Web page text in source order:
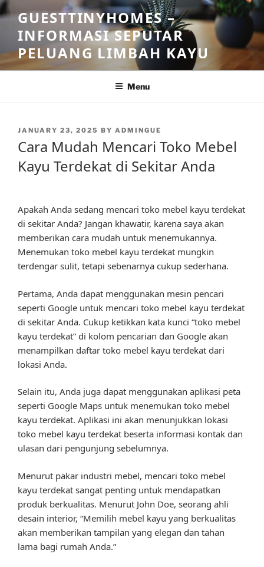
Skip
to
content
GUESTTINYHOMES –
INFORMASI SEPUTAR
PELUANG LIMBAH KAYU
Menu
POSTED
JANUARY 23, 2025 BY ADMINGUE
Cara Mudah Mencari Toko Mebel
Kayu Terdekat di Sekitar Anda
Apakah Anda sedang mencari toko mebel kayu terdekat
di sekitar Anda? Jangan khawatir, karena saya akan
memberikan cara mudah untuk menemukannya.
Menemukan toko mebel kayu terdekat mungkin
terdengar sulit, tetapi sebenarnya cukup sederhana.
Pertama, Anda dapat menggunakan mesin pencari
seperti Google untuk mencari toko mebel kayu terdekat
di sekitar Anda. Cukup ketikkan kata kunci “toko mebel
kayu terdekat” di kolom pencarian dan Google akan
menampilkan daftar toko mebel kayu terdekat dari
lokasi Anda.
Selain itu, Anda juga dapat menggunakan aplikasi peta
seperti Google Maps untuk menemukan toko mebel
kayu terdekat. Aplikasi ini akan menunjukkan lokasi
toko mebel kayu terdekat beserta informasi kontak dan
ulasan dari pengunjung sebelumnya.
Menurut pakar industri mebel, mencari toko mebel
kayu terdekat sangat penting untuk mendapatkan
produk berkualitas. Menurut John Doe, seorang ahli
desain interior, “Memilih mebel kayu yang berkualitas
akan memberikan tampilan yang elegan dan tahan
lama bagi rumah Anda.”